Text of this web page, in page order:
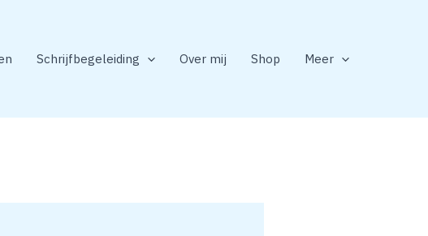
Schrijfbegeleiding Over mij Shop Meer